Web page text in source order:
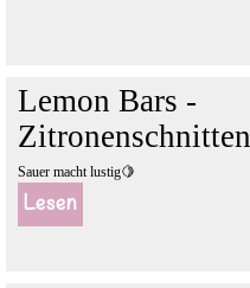
Lemon Bars -
Zitronenschnitten
Sauer macht lustig🍋
Lesen